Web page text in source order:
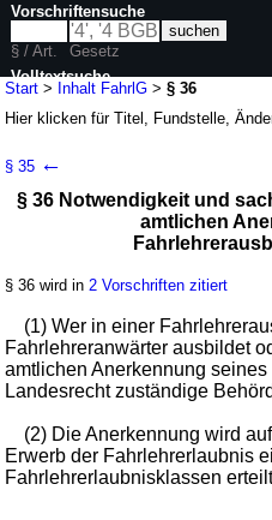
Start > Inhalt FahrlG >§ 36
Hier klicken fürTitel, Fundstelle,
durchArtikel 122G. v. 10.08.2021
Geltung ab 01.01.2018; FNA: 9231-14
5 weitere Fassungen
|
§ 35 ←
§ 36 Notwendigkeit und
amtlichen
§ 36 wird in 2 Vorschriften zitiert
(1) Wer in einer
Fahrlehreranwärter ausbildet
amtlichen Anerkennung
Landesrecht zuständige
(2) Die Anerkennung wird
Erwerb der Fahrlehrerlaubnis
Fahrlehrerlaubnisklassen
Vorschriftensuche
§ / Art.
Gesetz
Volltextsuche
nur in FahrlG